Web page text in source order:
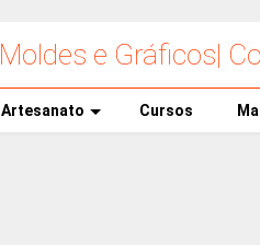
Moldes e Gráficos|
Artesanato Cursos